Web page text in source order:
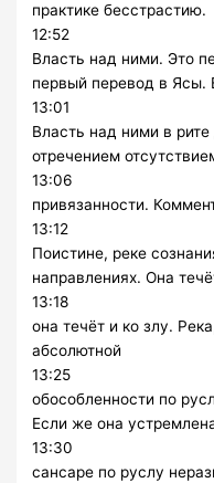
практике бесстрастию.
12:52
Власть над ними. Это
первый перевод в Ясы.
13:01
Власть над ними в
отречением
13:06
привязанности.
13:12
Поистине, реке
направлениях. Она
13:18
она течёт и ко злу.
абсолютной
13:25
обособленности по
Если же она
13:30
сансаре по руслу